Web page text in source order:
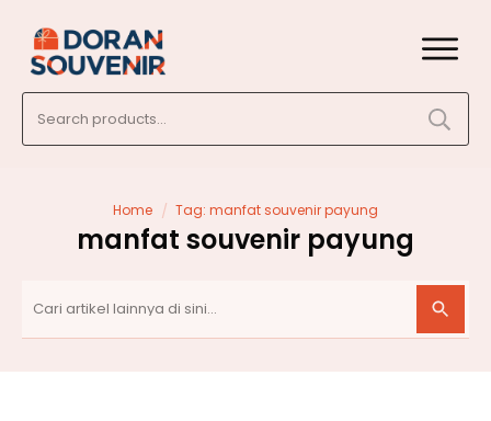
for:
Home / Tag: manfat souvenir payung
manfat souvenir payung